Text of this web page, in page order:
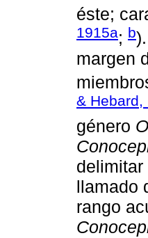
éste;
1915a; b
margen
& Hebard,
género
llamado
rango